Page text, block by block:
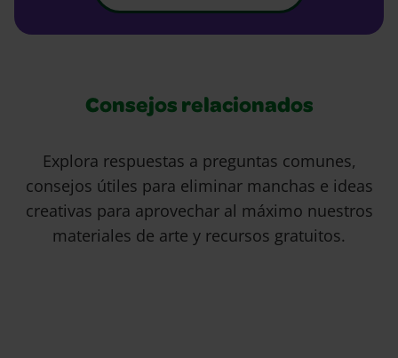
Consejos relacionados
Explora respuestas a preguntas comunes,
consejos útiles para eliminar manchas e ideas
creativas para aprovechar al máximo nuestros
materiales de arte y recursos gratuitos.